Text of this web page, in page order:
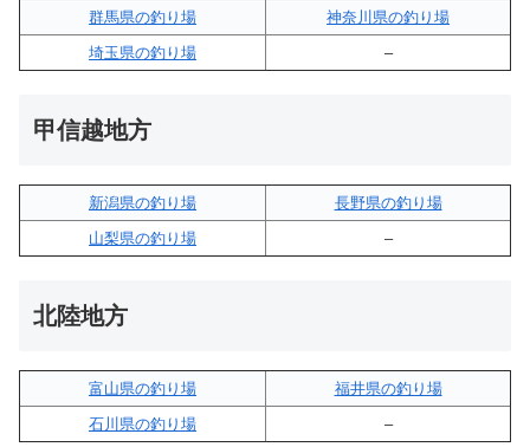
群馬県の釣り場
神奈川県の釣り場
埼玉県の釣り場
–
甲信越地方
新潟県の釣り場
長野県の釣り場
山梨県の釣り場
–
北陸地方
富山県の釣り場
福井県の釣り場
石川県の釣り場
–